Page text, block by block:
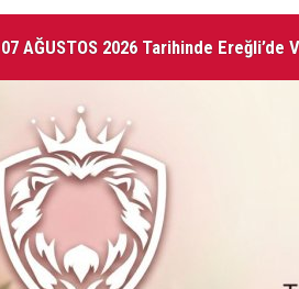
07 AĞUSTOS 2026 Tarihinde Ereğli’de
EREĞLİ'DE GÜNDEMİ SARSAN İSTİFA